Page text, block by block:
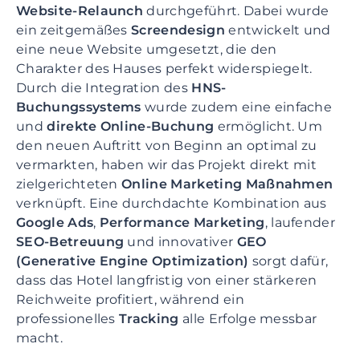
p
r
i
n
g
e
n
Z
u
m
I
n
h
a
l
t
s
p
Website-Relaunch durchgeführt. Dabei wurde
ein zeitgemäßesScreendesign entwickelt und
eine neue Website umgesetzt, die den
Charakter des Hauses perfekt widerspiegelt.
Durch die Integration des HNS-
Buchungssystems wurde zudem eine einfache
unddirekte Online-Buchung ermöglicht. Um
den neuen Auftritt von Beginn an optimal zu
vermarkten, haben wir das Projekt direkt mit
zielgerichtetenOnline Marketing Maßnahmen
verknüpft. Eine durchdachte Kombination aus
Google Ads, Performance Marketing, laufender
SEO-Betreuung und innovativer GEO
(Generative Engine Optimization) sorgt dafür,
dass das Hotel langfristig von einer stärkeren
Reichweite profitiert, während ein
professionellesTracking alle Erfolge messbar
macht.